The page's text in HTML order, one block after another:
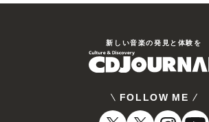
新しい⾳楽の発⾒と体験を
FOLLOW ME